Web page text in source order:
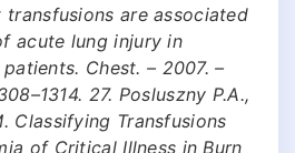
are associated
acute lung injury in
Chest. – 2007. –
27. Posluszny P.A.,
Classifying Transfusions
of Critical Illness in Burn